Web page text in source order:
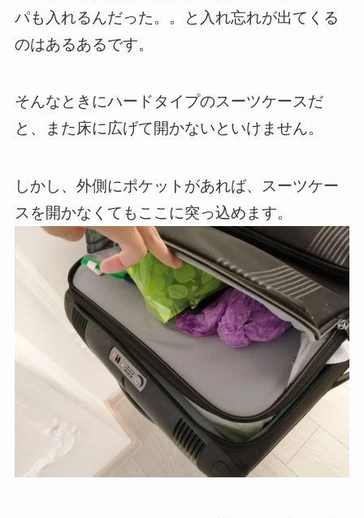
パも入れるんだった。。と入れ忘れが出てくる
のはあるあるです。
そんなときにハードタイプのスーツケースだ
と、また床に広げて開かないといけません。
しかし、外側にポケットがあれば、スーツケー
スを開かなくてもここに突っ込めます。